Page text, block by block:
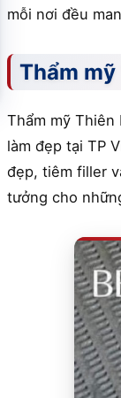
mỗi nơi đều
Thẩm
Thẩm mỹ
làm đẹp tại TP
đẹp, tiêm filler
tưởng cho